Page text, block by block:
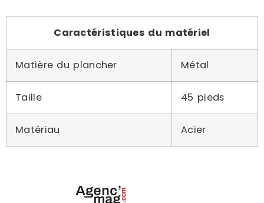
Caractéristiques du matériel
Matière du plancher Métal
Taille 45 pieds
Matériau Acier